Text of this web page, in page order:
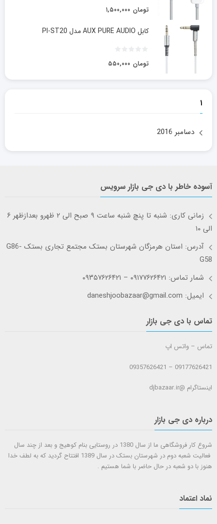
۱,۵۰۰,۰۰۰ تومان
کابل AUX PURE AUDIO مدل PI-ST20
۵۵۰,۰۰۰ تومان
۱
دسامبر 2016
آسوده خاطر با دی جی بازار سرویس
زمانی کاری: شنبه تا پنچ شنبه ساعت ۹ صبح الی ۲ ظهرو بعدازظهر ۶
الی ۱۰
آدرس: استان هرمزگان شهرستان بستک مجتمع تجاری بستک G86-
G58
شمار تماس: ۰۹۱۷۷۶۲۶۴۲۱ – ۰۹۳۵۷۶۲۶۴۲۱
ایمیل: daneshjoobazaar@gmail.com
تماس با دی جی بازار
تماس – واتس اپ
09177626421 – 09357626421
اینستاگرام @djbazaar.ir
درباره دی جی بازار
شروع کار فروشگاهی ما از سال 1380 در روستایی بنام کوهیج و بعد از چند سال
فعالیت شعبه دوم در شهرستان بستک در سال 1389 افتتاح گردید که به لطف خدا
هنوز با دو شعبه در حال حاضر با شما هستيم .
نماد اعتماد